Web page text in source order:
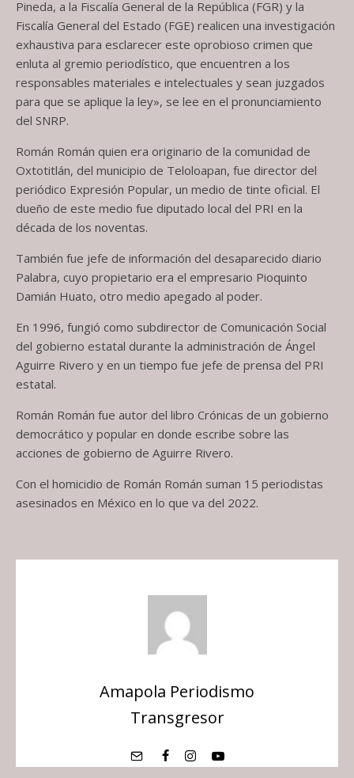
Pineda, a la Fiscalía General de la República (FGR) y la
Fiscalía General del Estado (FGE) realicen una investigación
exhaustiva para esclarecer este oprobioso crimen que
enluta al gremio periodístico, que encuentren a los
responsables materiales e intelectuales y sean juzgados
para que se aplique la ley», se lee en el pronunciamiento
del SNRP.
Román Román quien era originario de la comunidad de
Oxtotitlán, del municipio de Teloloapan, fue director del
periódico Expresión Popular, un medio de tinte oficial. El
dueño de este medio fue diputado local del PRI en la
década de los noventas.
También fue jefe de información del desaparecido diario
Palabra, cuyo propietario era el empresario Pioquinto
Damián Huato, otro medio apegado al poder.
En 1996, fungió como subdirector de Comunicación Social
del gobierno estatal durante la administración de Ángel
Aguirre Rivero y en un tiempo fue jefe de prensa del PRI
estatal.
Román Román fue autor del libro Crónicas de un gobierno
democrático y popular en donde escribe sobre las
acciones de gobierno de Aguirre Rivero.
Con el homicidio de Román Román suman 15 periodistas
asesinados en México en lo que va del 2022.
Amapola Periodismo
Transgresor